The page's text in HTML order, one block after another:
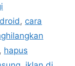
, cara
, hapus